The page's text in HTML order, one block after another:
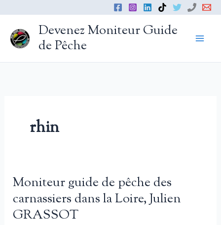
contenu
Devenez Moniteur Guide
de Pêche
rhin
Moniteur guide de pêche des
carnassiers dans la Loire, Julien
GRASSOT